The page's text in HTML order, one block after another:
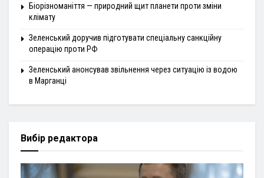
Біорізноманіття — природний щит планети проти зміни
клімату
Зеленський доручив підготувати спеціальну санкційну
операцію проти РФ
Зеленський анонсував звільнення через ситуацію із водою
в Марганці
Вибір редактора